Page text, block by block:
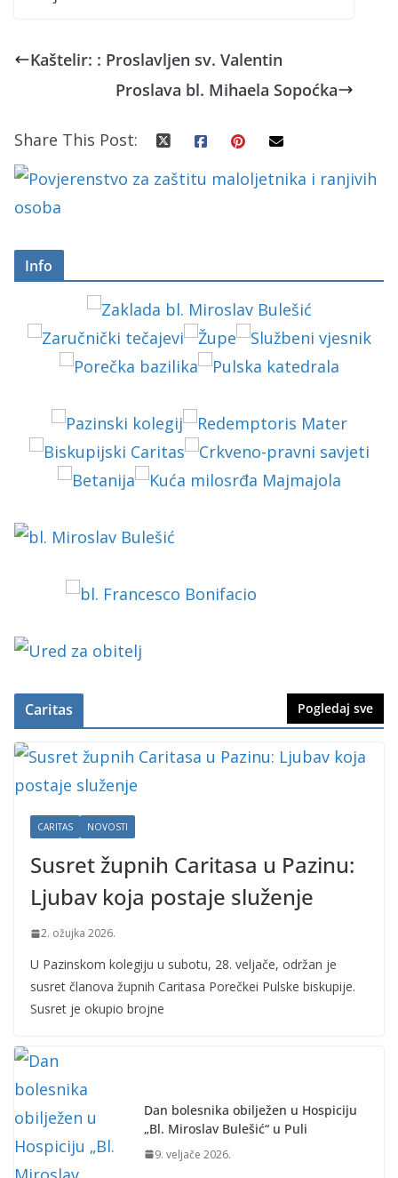
Kaštelir: : Proslavljen sv. Valentin
Proslava bl. Mihaela Sopoćka
Share This Post:
Info
Caritas Pogledaj sve
CARITAS NOVOSTI
Susret župnih Caritasa u Pazinu:
Ljubav koja postaje služenje
2. ožujka 2026.
U Pazinskom kolegiju u subotu, 28. veljače, održan je
susret članova župnih Caritasa Porečkei Pulske biskupije.
Susret je okupio brojne
Dan bolesnika obilježen u Hospiciju
„Bl. Miroslav Bulešić“ u Puli
9. veljače 2026.